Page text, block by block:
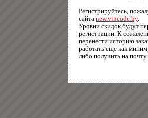
Регистрируйтесь,
сайта new.vincode.by.
Уровни скидок будут
регистрации. К
перенести историю
работать еще как
либо получить на